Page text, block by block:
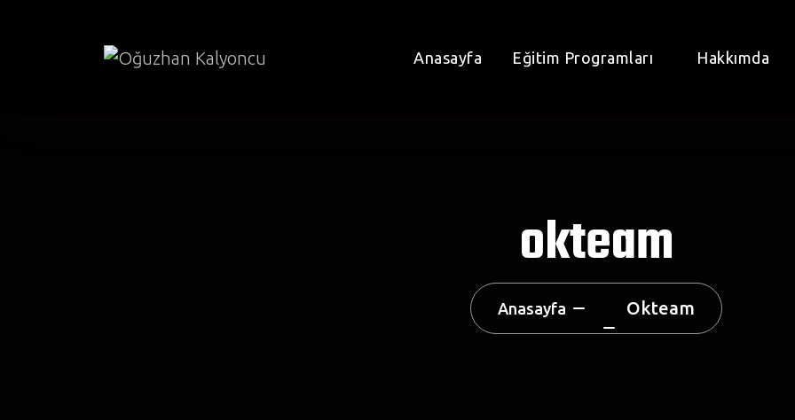
Anasayfa Eğitim Programları Hakkımda
okteam
Anasayfa Okteam